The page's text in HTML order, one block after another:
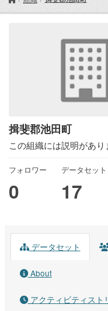
揖斐郡池田町
この組織には説明があり
フォロワー
0
データセット
17
データセット
About
アクティビティスト